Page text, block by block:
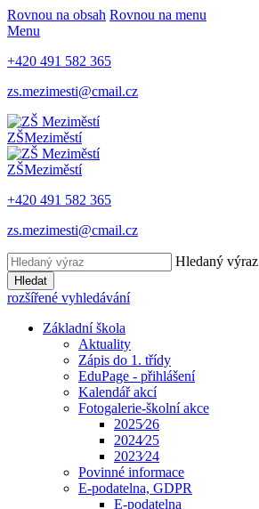
Rovnou na obsah Rovnou na menu
Menu
+420 491 582 365
zs.mezimesti@cmail.cz
ZŠMeziměstí
ZŠMeziměstí
+420 491 582 365
zs.mezimesti@cmail.cz
Hledaný výraz
Hledat
rozšířené vyhledávání
Základní škola
Aktuality
Zápis do 1. třídy
EduPage - přihlášení
Kalendář akcí
Fotogalerie-školní akce
2025⁄26
2024⁄25
2023⁄24
Povinné informace
E-podatelna, GDPR
E-podatelna